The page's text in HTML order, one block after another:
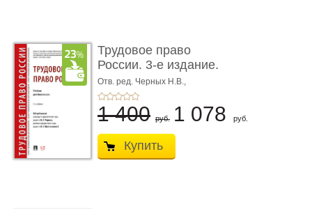
Трудовое право
России. 3-е издание.
Учебник для ...
Отв. ред. Черных Н.В.,
Шестерякова И.В.
1 400 руб. 1 078 руб.
Купить